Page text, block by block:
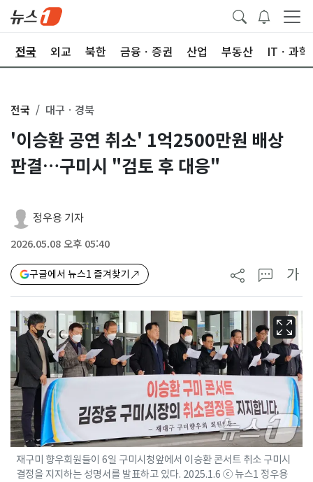
전국 외교 북한 금융ㆍ증권 산업 부동산 ITㆍ과학
전국 대구ㆍ경북
'이승환 공연 취소' 1억2500만원 배상
판결…구미시 "검토 후 대응"
정우용 기자
2026.05.08 오후 05:40
구글에서 뉴스1 즐겨찾기 가
재구미 향우회원들이 6일 구미시청앞에서 이승환 콘서트 취소 구미시
결정을 지지하는 성명서를 발표하고 있다. 2025.1.6 ⓒ 뉴스1 정우용